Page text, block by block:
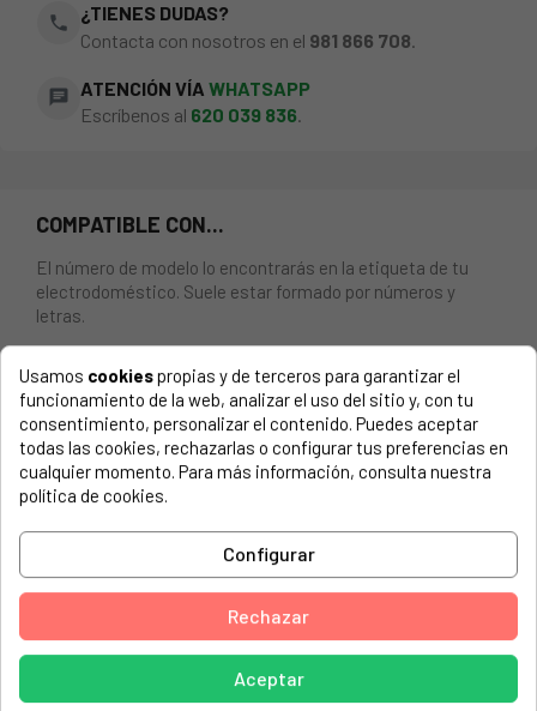
phone
¿TIENES DUDAS?
Contacta con nosotros en el 981 866 708
chat ATENCIÓN VÍA WHATSAPP
Escríbenos al 620 039 836.
COMPATIBLE CON...
El número de modelo lo encontrarás en la etiqueta de tu
electrodoméstico. Suele estar formado por números y
letras.
RESISTENCIA PARA SECADORA BALAY, WHIRLPOOL
2500W, 230V.
AYA, ASL155W
BALAY, 3SE827A02
BALAY, 3SE827B02
Usamos cookiespropias y de terceros para garantizar el
funcionamiento de la web, analizar el uso del sitio y, con tu
consentimiento, personalizar el contenido. Puedes aceptar
todas las cookies, rechazarlas o configurar tus preferencias en
cualquier momento. Para más información, consulta nuestra
política de cookies.
Configurar
Rechazar
Aceptar